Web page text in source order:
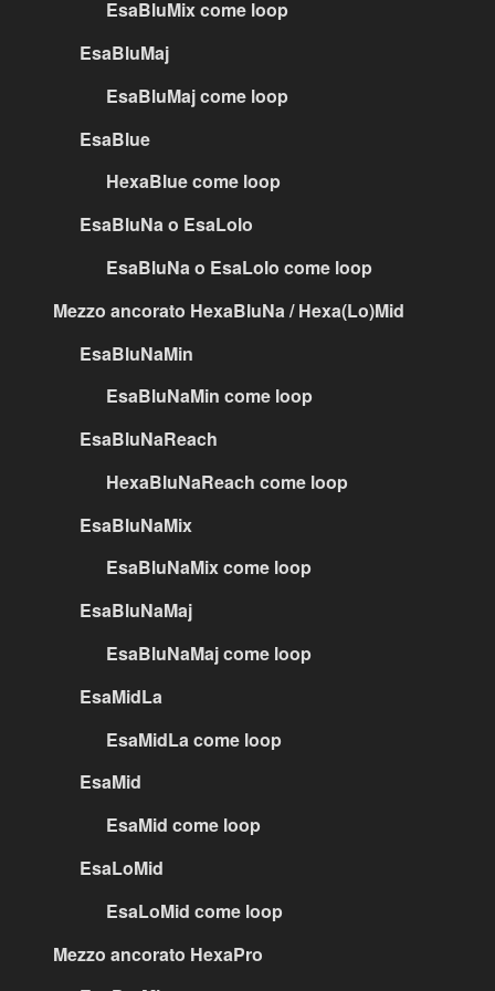
EsaBluMix come loop
EsaBluMaj
EsaBluMaj come loop
EsaBlue
HexaBlue come loop
EsaBluNa o EsaLolo
EsaBluNa o EsaLolo come loop
Mezzo ancorato HexaBluNa / Hexa(Lo)Mid
EsaBluNaMin
EsaBluNaMin come loop
EsaBluNaReach
HexaBluNaReach come loop
EsaBluNaMix
EsaBluNaMix come loop
EsaBluNaMaj
EsaBluNaMaj come loop
EsaMidLa
EsaMidLa come loop
EsaMid
EsaMid come loop
EsaLoMid
EsaLoMid come loop
Mezzo ancorato HexaPro